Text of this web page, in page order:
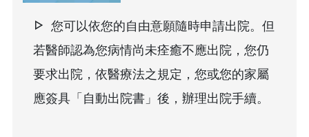
您可以依您的自由意願隨時申請出院。但
若醫師認為您病情尚未痊癒不應出院，您仍
要求出院，依醫療法之規定，您或您的家屬
應簽具 「自動出院書」 後，辦理出院手續。